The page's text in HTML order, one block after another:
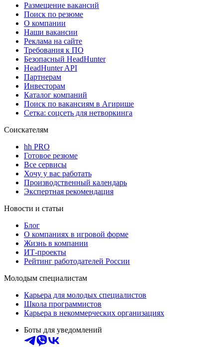
Размещение вакансий
Поиск по резюме
О компании
Наши вакансии
Реклама на сайте
Требования к ПО
Безопасный HeadHunter
HeadHunter API
Партнерам
Инвесторам
Каталог компаний
Поиск по вакансиям в Агирише
Сетка: соцсеть для нетворкинга
Соискателям
hh PRO
Готовое резюме
Все сервисы
Хочу у вас работать
Производственный календарь
Экспертная рекомендация
Новости и статьи
Блог
О компаниях в игровой форме
Жизнь в компании
ИТ-проекты
Рейтинг работодателей России
Молодым специалистам
Карьера для молодых специалистов
Школа программистов
Карьера в некоммерческих организациях
Боты для уведомлений